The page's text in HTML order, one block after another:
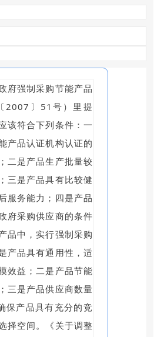
府强制采购节能产品
2007〕51号）里提
该符合下列条件：一
产品认证机构认证的
二是产品生产批量较
三是产品具有比较健
服务能力；四是产品
府采购供应商的条件
品中，实行强制采购
产品具有通用性，适
效益；二是产品节能
三是产品供应商数量
保产品具有充分的竞
择空间。《关于调整